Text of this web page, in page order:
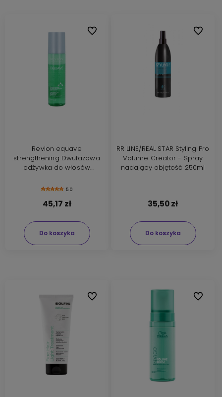
Revlon equave
strengthening Dwufazowa
odżywka do włosów
200ml5.0
45,17 zł
Do koszyka
Do ulubionych
RR LINE/REAL STAR Styling Pro
Volume Creator - Spray
nadający objętość 250ml
35,50 zł
Do koszyka
Do
Do ulubionych Do